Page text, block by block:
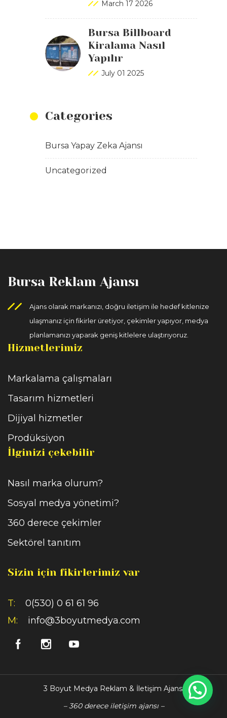
March 17 2026
Bursa Billboard
Kiralama Nasıl
Yapılır
July 01 2025
Categories
Bursa Yapay Zeka Ajansı
Uncategorized
Bursa Reklam Ajansı
Ajans olarak markanızı, doğru iletişim ile hedef kitlenize
ulaşmanız için fikirler üretiyor, çekimler yapıyor, medya
planlamanızı yaparak geniş kitlelere ulaştırıyoruz.
Hizmetlerimiz
Markalama çalışmaları
Tasarım hizmetleri
Dijiyal hizmetler
Prodüksiyon
İlginizi çekebilir
Nasıl marka olurum?
Sosyal medya yönetimi?
360 derece çekimler
Sektörel tanıtım
Sizin için fikirlerimiz var
T: 0(530) 0 61 61 96
M: info@3boyutmedya.com
3 Boyut Medya Reklam & İletişim Ajansı
– 360 derece iletişim ajansı –